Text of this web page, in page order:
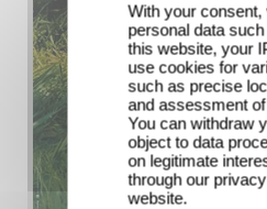
With your consent,
personal data
this website, your
use cookies for
such as precise
and assessment
You can withdraw
object to data
on legitimate
through our
website.